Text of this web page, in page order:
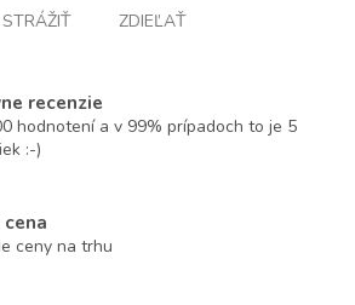
STRÁŽIŤ ZDIEĽAŤ
recenzie
hodnotení a v 99% prípadoch to je 5
:-)
ceny na trhu